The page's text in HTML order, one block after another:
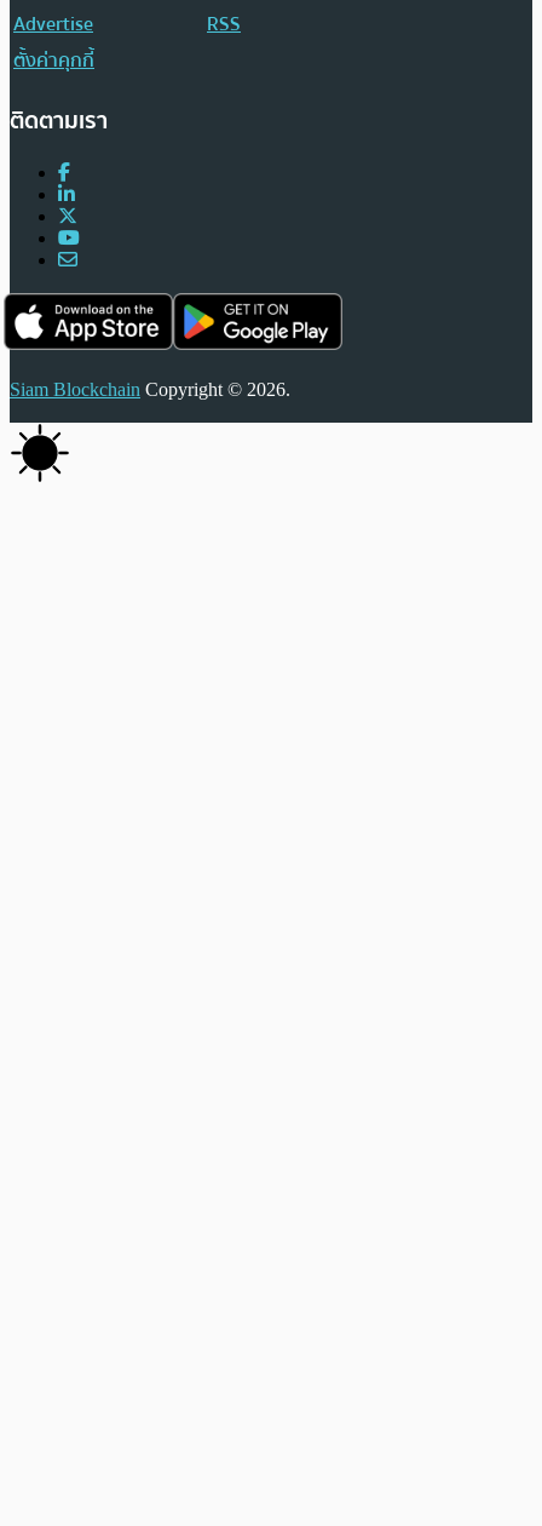
Advertise
RSS
ตั้งค่าคุกกี้
ติดตามเรา
Siam Blockchain Copyright © 2026.